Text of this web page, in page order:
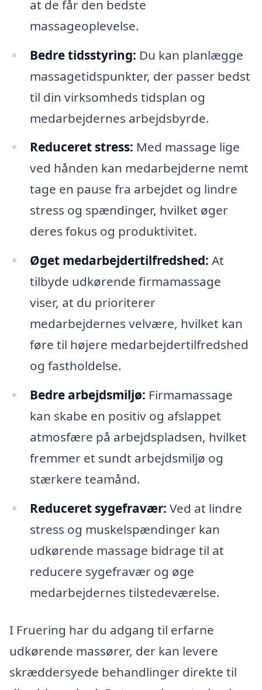
at de får den bedste
massageoplevelse.
Bedre tidsstyring: Du kan planlægge
massagetidspunkter, der passer bedst
til din virksomheds tidsplan og
medarbejdernes arbejdsbyrde.
Reduceret stress: Med massage lige
ved hånden kan medarbejderne nemt
tage en pause fra arbejdet og lindre
stress og spændinger, hvilket øger
deres fokus og produktivitet.
Øget medarbejdertilfredshed: At
tilbyde udkørende firmamassage
viser, at du prioriterer
medarbejdernes velvære, hvilket kan
føre til højere medarbejdertilfredshed
og fastholdelse.
Bedre arbejdsmiljø: Firmamassage
kan skabe en positiv og afslappet
atmosfære på arbejdspladsen, hvilket
fremmer et sundt arbejdsmiljø og
stærkere teamånd.
Reduceret sygefravær: Ved at lindre
stress og muskelspændinger kan
udkørende massage bidrage til at
reducere sygefravær og øge
medarbejdernes tilstedeværelse.
I Fruering har du adgang til erfarne
udkørende massører, der kan levere
skræddersyede behandlinger direkte til